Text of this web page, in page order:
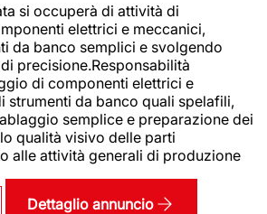
si occuperà di attività di
elettrici e meccanici,
da banco semplici e svolgendo
precisione.Responsabilità
di componenti elettrici e
strumenti da banco quali spelafili,
semplice e preparazione dei
qualità visivo delle parti
alle attività generali di produzione
Dettaglio annuncio